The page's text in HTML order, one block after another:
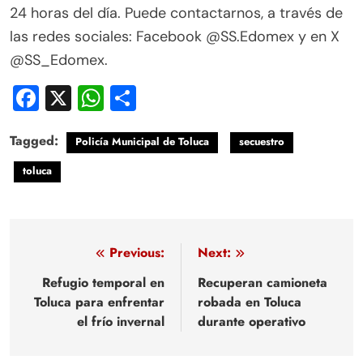
24 horas del día. Puede contactarnos, a través de
las redes sociales: Facebook @SS.Edomex y en X
@SS_Edomex.
Facebook
X WhatsApp
Tagged: Policía Municipal de Toluca
secuestro
toluca
Navegación
de
entradas
Previous:
Refugio temporal en
Toluca para enfrentar
el frío invernal
Next:
Recuperan camioneta
robada en Toluca
durante operativo